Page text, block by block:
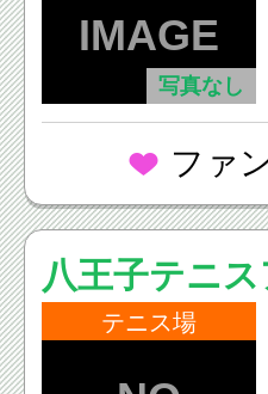
写真なし
ファ
八王子テニ
テニス場